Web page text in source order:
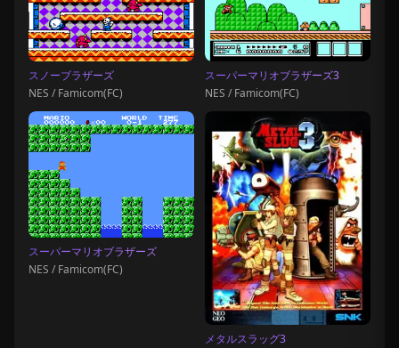
スノーブラザーズ
NES / Famicom(FC)
スーパーマリオブラザーズ3
NES / Famicom(FC)
スーパーマリオブラザーズ
NES / Famicom(FC)
メタルスラッグ3